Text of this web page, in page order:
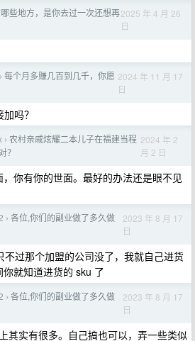
些地方，是你去过一次还想再2025 年 4 月 26
日
› 每个月多赚几百到几千，你愿 2024 年 11 月 17
日
吗？
› 农村亲戚炫耀二本儿子在福建当程
？
2024 年 2
月 2 日
你有你的世面。最好的办法还是眼不见
› 各位,你们的副业做了多久做
2023 年 8 月 17
日
不过那个加盟的公司没了，我就自己进货
就知道进货的 sku 了
› 各位,你们的副业做了多久做
2023 年 8 月 17
日
其实有很多。自己搞也可以，弄一些类似